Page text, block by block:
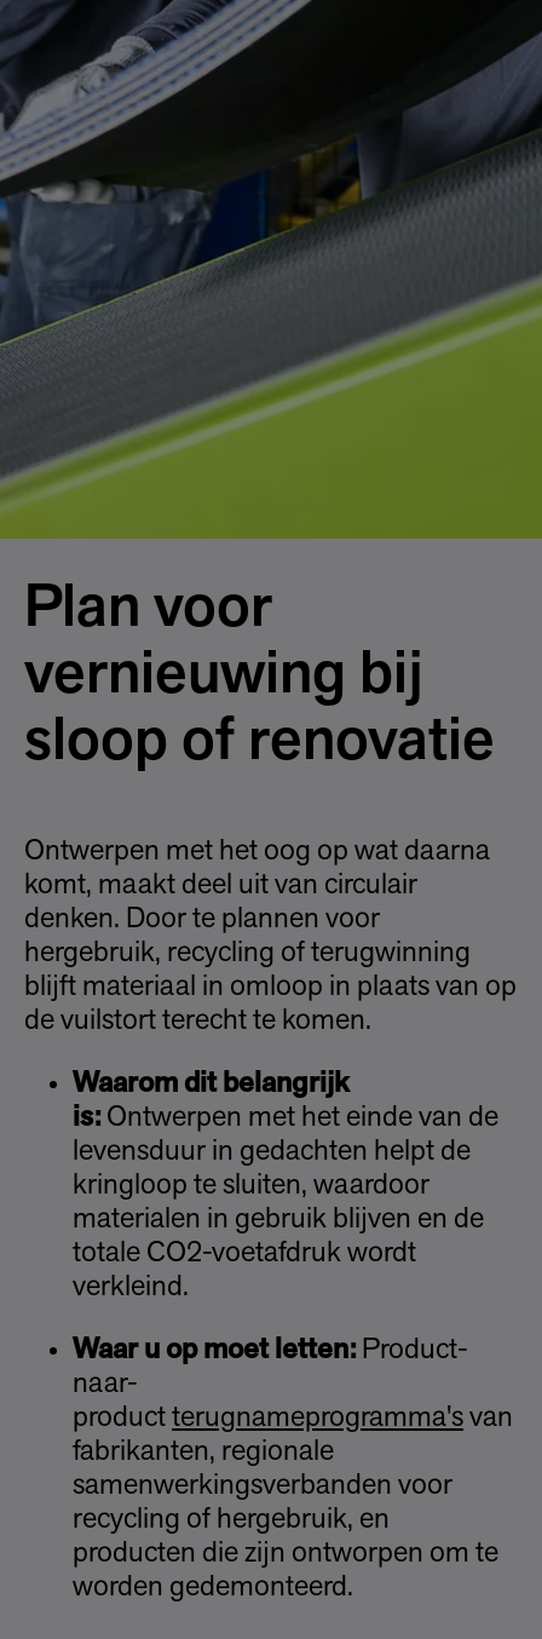
Plan voor
vernieuwing bij
sloop of renovatie
Ontwerpen met het oog op wat daarna
komt, maakt deel uit van circulair
denken. Door te plannen voor
hergebruik, recycling of terugwinning
blijft materiaal in omloop in plaats van op
de vuilstort terecht te komen.
Waarom dit belangrijk
is: Ontwerpen met het einde van de
levensduur in gedachten helpt de
kringloop te sluiten, waardoor
materialen in gebruik blijven en de
totale CO2-voetafdruk wordt
verkleind.
Waar u op moet letten: Product-
naar-
product terugnameprogramma's van
fabrikanten, regionale
samenwerkingsverbanden voor
recycling of hergebruik, en
producten die zijn ontworpen om te
worden gedemonteerd.